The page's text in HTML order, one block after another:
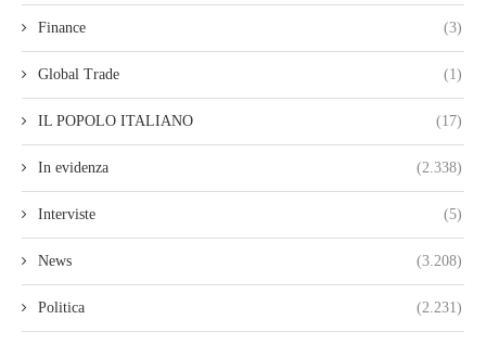
Finance (3)
Global Trade (1)
IL POPOLO ITALIANO (17)
In evidenza (2.338)
Interviste (5)
News (3.208)
Politica (2.231)